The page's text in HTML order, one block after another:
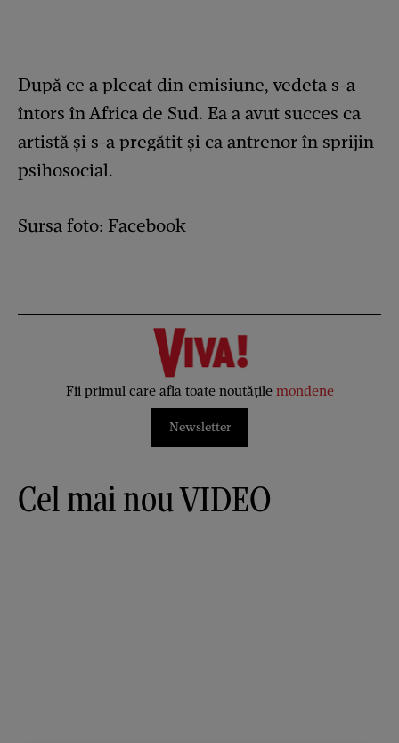
După ce a plecat din emisiune, vedeta s-a
întors în Africa de Sud. Ea a avut succes ca
artistă și s-a pregătit și ca antrenor în sprijin
psihosocial.
Sursa foto: Facebook
Fii primul care afla toate noutățile mondene
Newsletter
Cel mai nou VIDEO